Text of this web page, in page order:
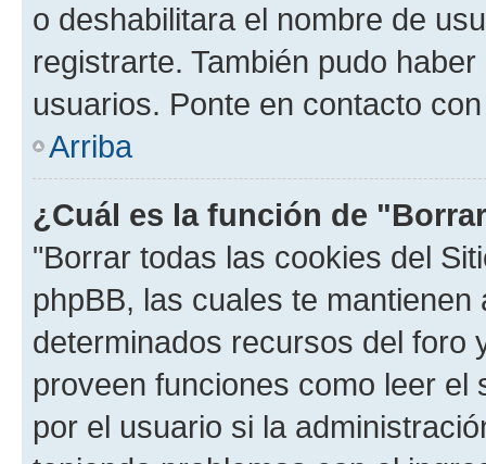
o deshabilitara el nombre de
registrarte. También pudo
usuarios. Ponte en contacto
Arriba
¿Cuál es la función de
"Borrar todas las cookies del
phpBB, las cuales te
determinados recursos del foro
proveen funciones como leer el
por el usuario si la